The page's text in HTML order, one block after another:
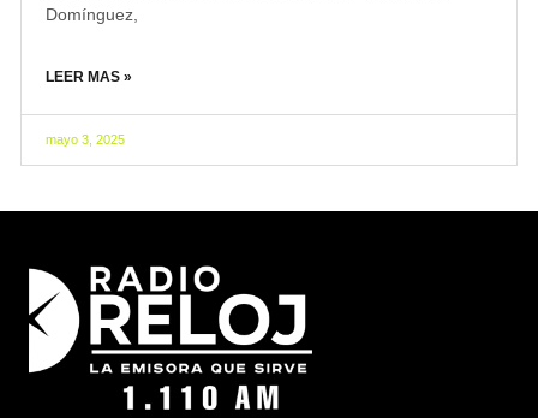
Domínguez,
LEER MAS »
mayo 3, 2025